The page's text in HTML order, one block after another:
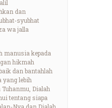
dan
syubhat
wa jalla
manusia kepada
hikmah
dan bantahlah
yang lebih
Dialah
tentang siapa
Nya dan Dialah